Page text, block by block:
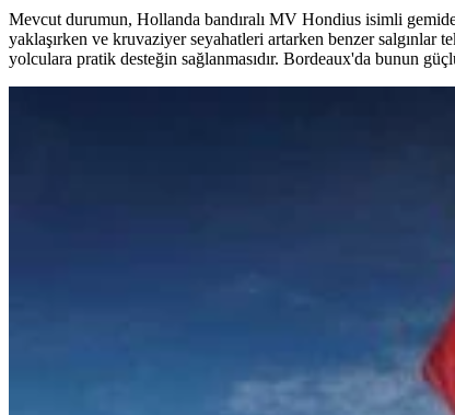
Mevcut durumun, Hollanda bandıralı MV Hondius isimli
yaklaşırken ve kruvaziyer seyahatleri artarken benzer salgınlar
yolculara pratik desteğin sağlanmasıdır. Bordeaux'da bunun